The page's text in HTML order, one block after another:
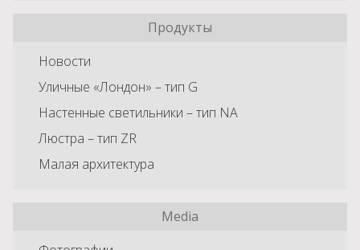
Продукты
Новости
Уличные «Лондон» – тип G
Настенные светильники – тип NA
Люстра – тип ZR
Малая архитектура
Media